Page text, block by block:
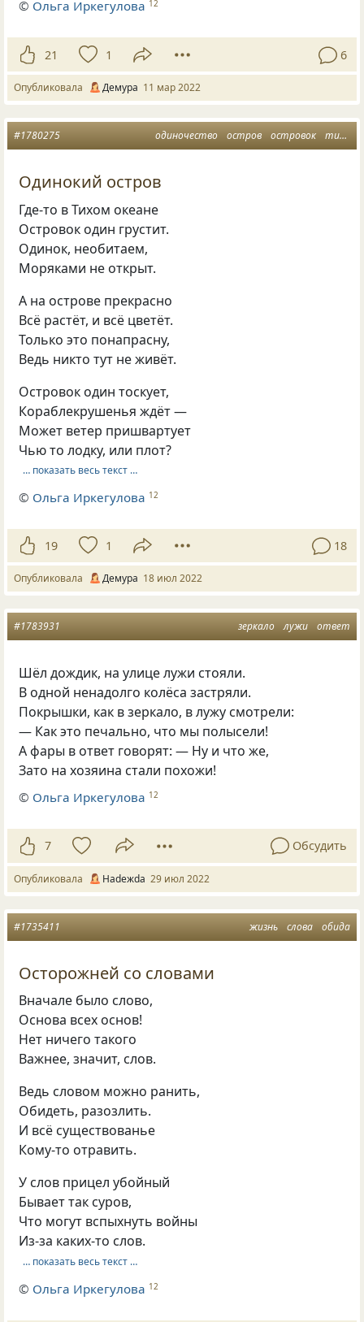
© Ольга Иркегулова 12
21 1 6
Опубликовала Демура 11 мар 2022
одиночество остров островок тихий океан
#1780275
Одинокий остров
Где-то в Тихом океане
Островок один грустит.
Одинок, необитаем,
Моряками не открыт.
А на острове прекрасно
Всё растёт, и всё цветёт.
Только это понапрасну,
Ведь никто тут не живёт.
Островок один тоскует,
Кораблекрушенья ждёт —
Может ветер пришвартует
Чью то лодку, или плот?
… показать весь текст …
© Ольга Иркегулова 12
19 1 18
Опубликовала Демура 18 июл 2022
зеркало лужи ответ
#1783931
Шёл дождик, на улице лужи стояли.
В одной ненадолго колёса застряли.
Покрышки, как в зеркало, в лужу смотрели:
— Как это печально, что мы полысели!
А фары в ответ говорят: — Ну и что же,
Зато на хозяина стали похожи!
© Ольга Иркегулова 12
7 Обсудить
Опубликовала Нadeжda 29 июл 2022
жизнь слова обида
#1735411
Осторожней со словами
Вначале было слово,
Основа всех основ!
Нет ничего такого
Важнее, значит, слов.
Ведь словом можно ранить,
Обидеть, разозлить.
И всё существованье
Кому-то отравить.
У слов прицел убойный
Бывает так суров,
Что могут вспыхнуть войны
Из-за каких-то слов.
… показать весь текст …
© Ольга Иркегулова 12